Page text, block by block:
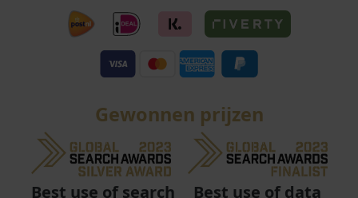
Gewonnen prijzen
Best use of search
Best use of data